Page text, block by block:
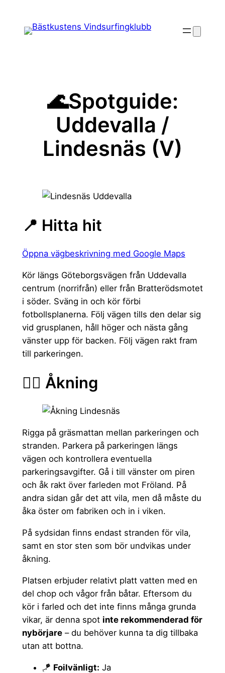
innehåll
🌊Spotguide:
Uddevalla /
Lindesnäs (V)
📍 Hitta hit
Öppna vägbeskrivning med Google Maps
Kör längs Göteborgsvägen från Uddevalla
centrum (norrifrån) eller från Bratterödsmotet
i söder. Sväng in och kör förbi
fotbollsplanerna. Följ vägen tills den delar sig
vid grusplanen, håll höger och nästa gång
vänster upp för backen. Följ vägen rakt fram
till parkeringen.
🏄‍♂️ Åkning
Rigga på gräsmattan mellan parkeringen och
stranden. Parkera på parkeringen längs
vägen och kontrollera eventuella
parkeringsavgifter. Gå i till vänster om piren
och åk rakt över farleden mot Fröland. På
andra sidan går det att vila, men då måste du
åka öster om fabriken och in i viken.
På sydsidan finns endast stranden för vila,
samt en stor sten som bör undvikas under
åkning.
Platsen erbjuder relativt platt vatten med en
del chop och vågor från båtar. Eftersom du
kör i farled och det inte finns många grunda
vikar, är denna spot inte rekommenderad för
nybörjare– du behöver kunna ta dig tillbaka
utan att bottna.
🪁 Foilvänligt: Ja